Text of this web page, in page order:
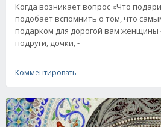
Когда возникает вопрос «Что
подобает вспомнить о том, что
подарком для дорогой вам
подруги, дочки, -
Комментировать